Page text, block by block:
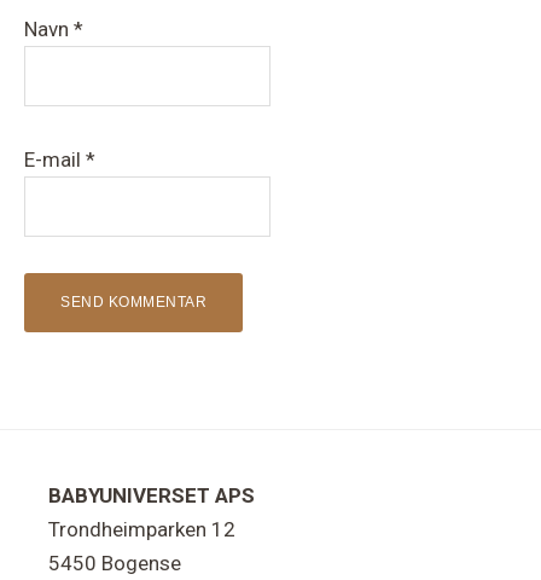
Navn *
E-mail *
Footer
BABYUNIVERSET APS
Trondheimparken 12
5450 Bogense